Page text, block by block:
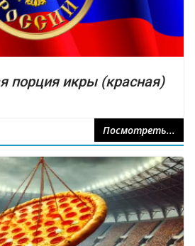
порция икры (красная)
Посмотреть...